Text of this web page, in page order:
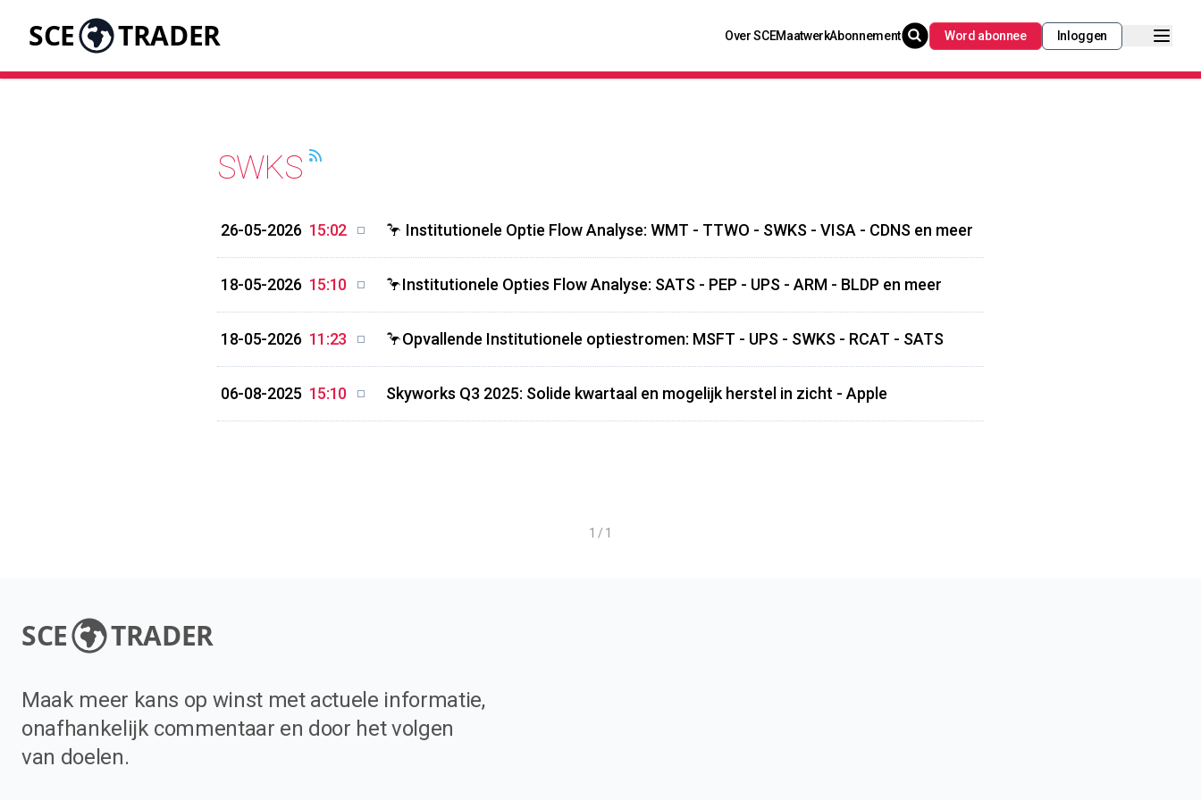
SCE TRADER Over SCEMaatwerkAbonnement Word abonnee Inloggen
SWKS
26-05-2026 15:02 🦩 Institutionele Optie Flow Analyse: WMT - TTWO - SWKS - VISA - CDNS en meer
18-05-2026 15:10 🦩Institutionele Opties Flow Analyse: SATS - PEP - UPS - ARM - BLDP en meer
18-05-2026 11:23 🦩Opvallende Institutionele optiestromen: MSFT - UPS - SWKS - RCAT - SATS
06-08-2025 15:10 Skyworks Q3 2025: Solide kwartaal en mogelijk herstel in zicht - Apple
1 / 1
SCE TRADER
Maak meer kans op winst met actuele informatie,
onafhankelijk commentaar en door het volgen
van doelen.